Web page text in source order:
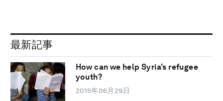
最新記事
How can we help Syria’s refugee
youth?
2015年06月29日